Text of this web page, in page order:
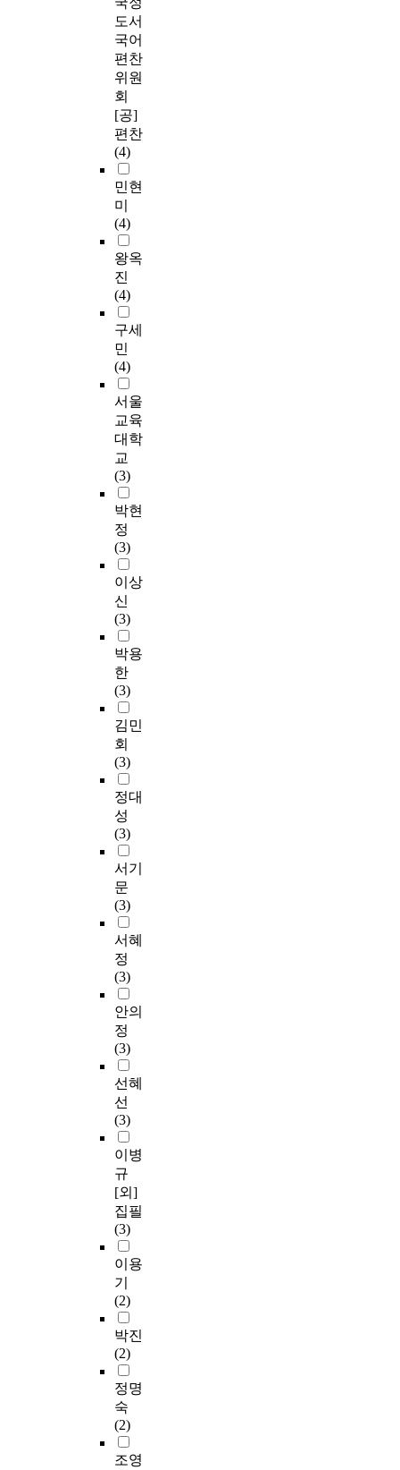
도서
국어
편찬
위원
회
[공]
편찬
(4)
민현
미
(4)
왕옥
진
(4)
구세
민
(4)
서울
교육
대학
교
(3)
박현
정
(3)
이상
신
(3)
박용
한
(3)
김민
회
(3)
정대
성
(3)
서기
문
(3)
서혜
정
(3)
안의
정
(3)
선혜
선
(3)
이병
규
[외]
집필
(3)
이용
기
(2)
박진
(2)
정명
숙
(2)
조영